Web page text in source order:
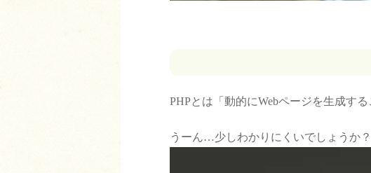
PHPとは「動的にWebページを生成す
うーん…少しわかりにくいでしょうか？